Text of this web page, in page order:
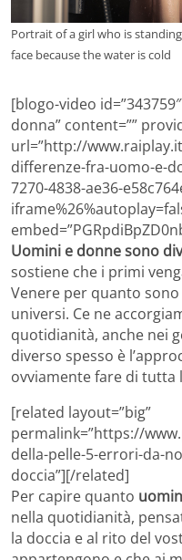
Portrait of a girl who is
face because the water is cold
[blogo-video
donna” content=””
url=”http://
differenze-fra-uomo-e-
7270-4838-ae36-
Uomini e donne sono
sostiene che i primi
Venere per quanto
universi. Ce ne
quotidianità, anche nei
diverso spesso è
ovviamente fare di tutta
[related layout=”big”
permalink=”https://
della-pelle-5-errori-da-
doccia”][/related]
Per capire quanto
nella quotidianità,
la doccia e al rito del